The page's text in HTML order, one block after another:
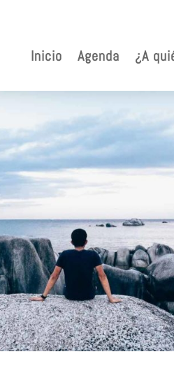
Inicio Agenda ¿A